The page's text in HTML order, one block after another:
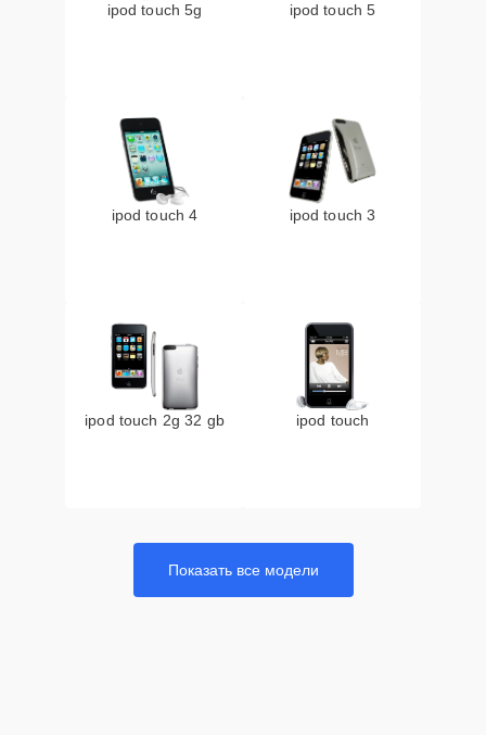
ipod touch 5g ipod touch 5
ipod touch 4 ipod touch 3
ipod touch 2g 32 gb ipod touch
Показать все модели